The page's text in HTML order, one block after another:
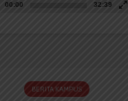
00:00 32:39
BERITA KAMPUS